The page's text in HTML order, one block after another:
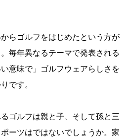
らゴルフをはじめたという方が
毎年異なるテーマで発表される
意味で」ゴルフウェアらしさを
です。
ゴルフは親と子、そして孫と三
ーツはではないでしょうか。家